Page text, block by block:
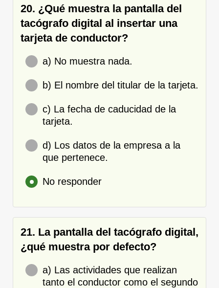
20. ¿Qué muestra la pantalla del
tacógrafo digital al insertar una
tarjeta de conductor?
a) No muestra nada.
b) El nombre del titular de la tarjeta.
c) La fecha de caducidad de la
tarjeta.
d) Los datos de la empresa a la
que pertenece.
No responder
21. La pantalla del tacógrafo digital,
¿qué muestra por defecto?
a) Las actividades que realizan
tanto el conductor como el segundo